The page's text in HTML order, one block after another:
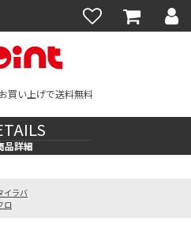
買い上げで送料無料
品詳細
イラバ
ロ